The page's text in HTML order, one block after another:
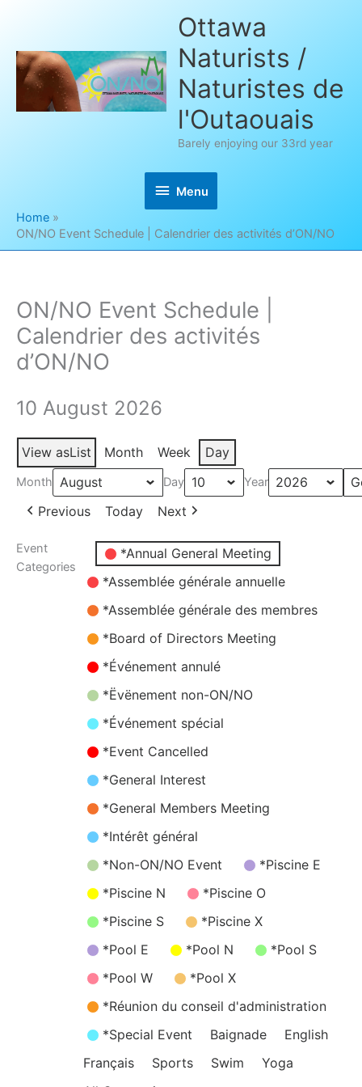
content
Ottawa
Naturists /
Naturistes de
l'Outaouais
Barely enjoying our 33rd year
Menu
Menu
Home
ON/NO Event Schedule | Calendrier des activités d’ON/NO
ON/NO Event Schedule |
Calendrier des activités
d’ON/NO
10 August 2026
View asList Month Week Day
Month Day Year
Previous Today Next
Event
Categories
Untitled
Category
*Annual General Meeting
*Assemblée générale annuelle
*Assemblée générale des membres
*Board of Directors Meeting
*Événement annulé
*Ëvënement non-ON/NO
*Événement spécial
*Event Cancelled
*General Interest
*General Members Meeting
*Intérêt général
*Non-ON/NO Event
*Piscine E
*Piscine N
*Piscine O
*Piscine S
*Piscine X
*Pool E
*Pool N
*Pool S
*Pool W
*Pool X
*Réunion du conseil d'administration
*Special Event
Baignade
English
Français
Sports Swim
Yoga